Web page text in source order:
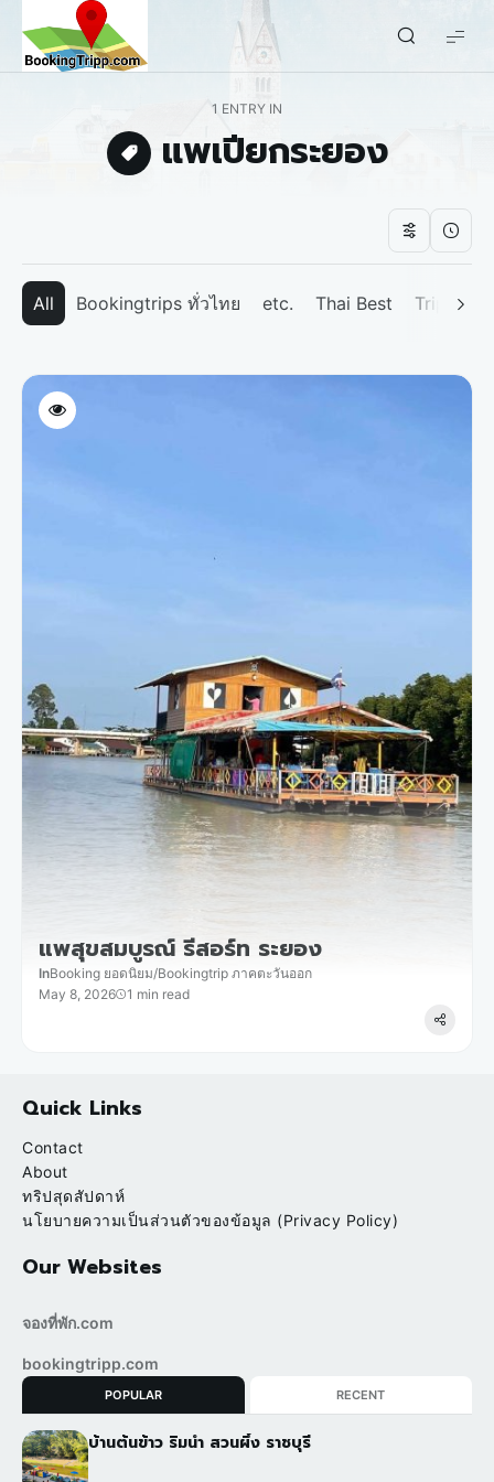
bookingtripp.com
1 ENTRY IN
แพเปียกระยอง
All Bookingtrips ทั่วไทย etc. Thai Best Tripp
แพสุขสมบูรณ์ รีสอร์ท ระยอง
InBooking ยอดนิยม/Bookingtrip ภาคตะวันออก
May 8, 2026
1 min read
Quick Links
Contact
About
ทริปสุดสัปดาห์
นโยบายความเป็นส่วนตัวของข้อมูล (Privacy Policy)
Our Websites
จองที่พัก.com
bookingtripp.com
POPULAR RECENT
บ้านต้นข้าว ริมน้ำ สวนผึ้ง ราชบุรี